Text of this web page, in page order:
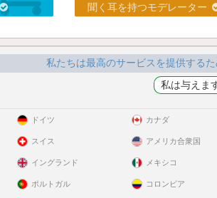
聞く耳を持つモデレーター
私たちは最高のサービスを提供する
ドイツ
スイス
イングランド
ポルトガル
カナダ
アメリカ合衆国
メキシコ
コロンビア